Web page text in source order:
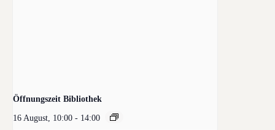
Öffnungszeit Bibliothek
16 August, 10:00 - 14:00